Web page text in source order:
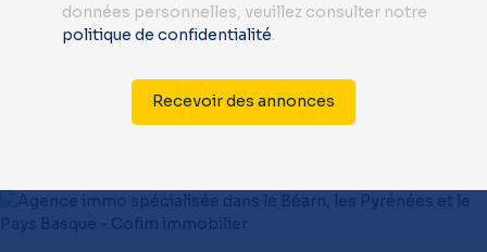
données personnelles, veuillez consulter notre
politique de confidentialité.
Recevoir des annonces